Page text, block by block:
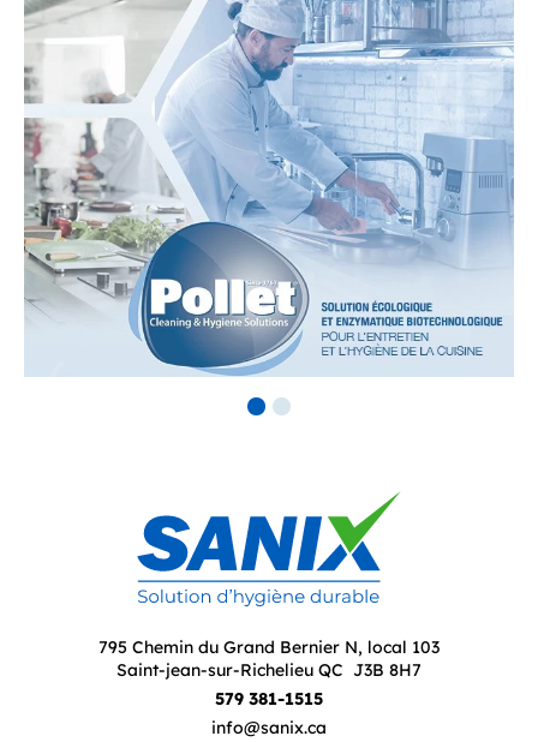
795 Chemin du Grand Bernier N, local 103
Saint-jean-sur-Richelieu QC J3B 8H7
579 381-1515
info@sanix.ca